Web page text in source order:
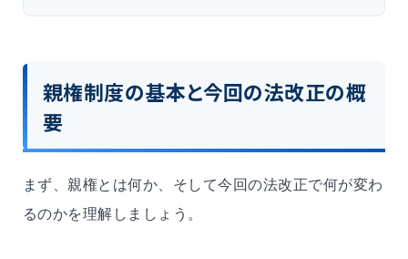
親権制度の基本と今回の法改正の概
要
まず、親権とは何か、そして今回の法改正で何が変わ
るのかを理解しましょう。